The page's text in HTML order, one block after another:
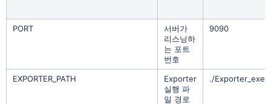
PORT
서버가
리스닝하
는 포트
번호
9090
EXPORTER_PATH
Exporter
실행 파
일 경로
./Exporter_exe